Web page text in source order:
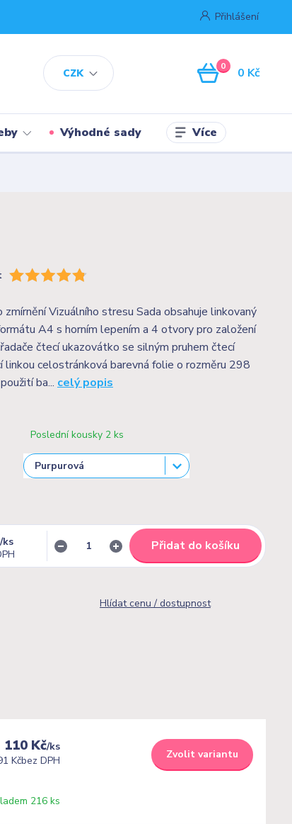
CZK
Přihlášení
0 0 Kč
Výhodné sady Více
Vizuálního stresu Sada obsahuje linkovaný
A4 s horním lepením a 4 otvory pro založení
čtecí ukazovátko se silným pruhem čtecí
linkou celostránková barevná folie o rozměru 298
ba... celý popis
Poslední kousky 2 ks
/ks
Přidat do košíku
Hlídat cenu / dostupnost
110 Kč/ks
Kčbez DPH
216 ks
Zvolit variantu